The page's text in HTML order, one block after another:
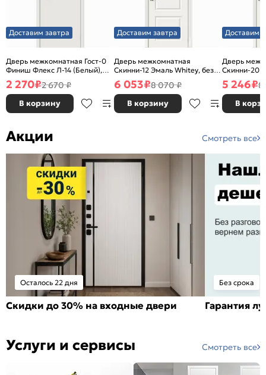
Доставим завтра
Дверь межкомнатная Гост-0
Финиш Флекс Л-14 (Белый),
глухая, каркасно-щитовая
2 270₽2 670 ₽
В корзину
Доставим завтра
Дверь межкомнатная
Скинни-12 Эмаль Whitey, без
декора, глухая, без стекла,
без кромки, скиновая
6 053₽8 070 ₽
В корзину
Доставим
Дверь
Скинни-20
декора,
без кромки,
5 246₽8
В
Акции Смотреть все
Осталось 22 дня
Скидки до 30% на входные двери
Без срока
Гарантия
Услуги и сервисы Смотреть все